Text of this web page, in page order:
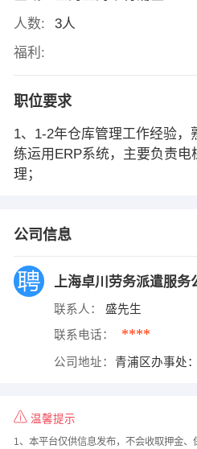
人数:
3人
福利:
职位要求
1、1-2年仓库管理工作经验
练运用ERP系统，主要负责
理；
公司信息
上海卓川劳务派遣服务
联系人： 盛先生
联系电话： ****
公司地址： 青浦区办事处
温馨提示
1、本平台仅供信息发布，不会收取押金、